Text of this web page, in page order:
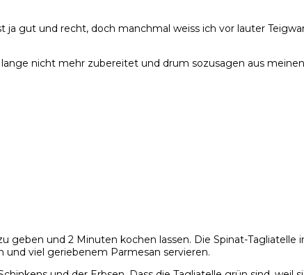
ja gut und recht, doch manchmal weiss ich vor lauter
nicht mehr zubereitet und drum sozusagen aus
und 2 Minuten kochen lassen. Die Spinat-Tagliatelle
viel geriebenem Parmesan servieren.